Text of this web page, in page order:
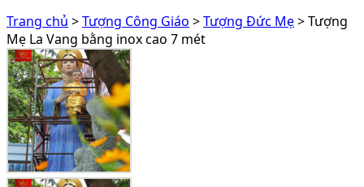
Trang chủ >Tượng Công Giáo >Tượng Đức Mẹ> Tượng
Mẹ La Vang bằng inox cao 7 mét